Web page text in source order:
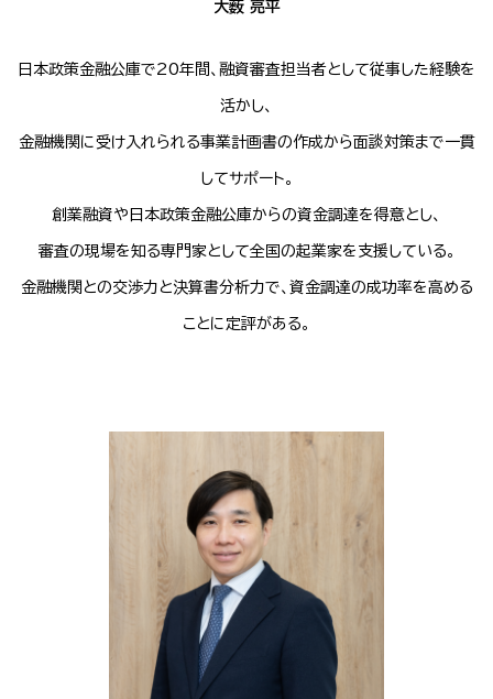
大薮 亮平
日本政策金融公庫で20年間、融資審査担当者として従事した経験を
活かし、
金融機関に受け入れられる事業計画書の作成から面談対策まで一貫
してサポート。
創業融資や日本政策金融公庫からの資金調達を得意とし、
審査の現場を知る専門家として全国の起業家を支援している。
金融機関との交渉力と決算書分析力で、資金調達の成功率を高める
ことに定評がある。